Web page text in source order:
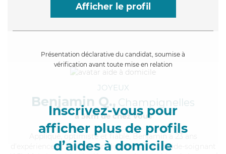
Afficher le profil
Présentation déclarative du candidat, soumise à
vérification avant toute mise en relation
Inscrivez-vous pour
afficher plus de profils
d’aides à domicile
JOYEUX
Benjamin Q., Champignelles
à 5km de chez Vous
, optimiste et fiable, Benjamin a 23 ans
d'expérience et possède un diplôme d'Etat d'aide-soignant